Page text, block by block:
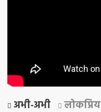
अभी-अभी लोकप्रिय